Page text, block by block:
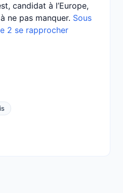
candidat à l’Europe,
ne pas manquer. Sous
2 se rapprocher